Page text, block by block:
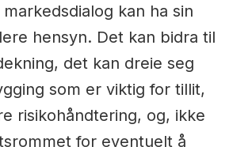
kan ha sin
hensyn. Det kan bidra til
det kan dreie seg
som er viktig for tillit,
risikohåndtering, og, ikke
for eventuelt å